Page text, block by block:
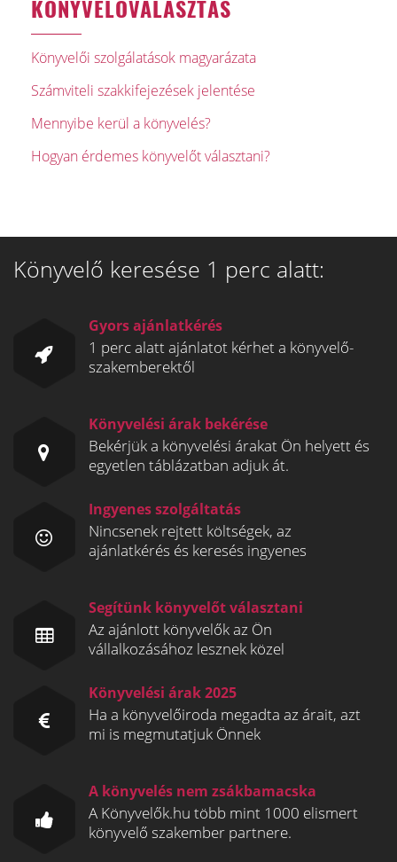
KÖNYVELŐVÁLASZTÁS
Könyvelői szolgálatások magyarázata
Számviteli szakkifejezések jelentése
Mennyibe kerül a könyvelés?
Hogyan érdemes könyvelőt választani?
Könyvelő keresése 1 perc alatt:
Gyors ajánlatkérés
1 perc alatt ajánlatot kérhet a könyvelő-
szakemberektől
Könyvelési árak bekérése
Bekérjük a könyvelési árakat Ön helyett és
egyetlen táblázatban adjuk át.
Ingyenes szolgáltatás
Nincsenek rejtett költségek, az
ajánlatkérés és keresés ingyenes
Segítünk könyvelőt választani
Az ajánlott könyvelők az Ön
vállalkozásához lesznek közel
Könyvelési árak 2025
Ha a könyvelőiroda megadta az árait, azt
mi is megmutatjuk Önnek
A könyvelés nem zsákbamacska
A Könyvelők.hu több mint 1000 elismert
könyvelő szakember partnere.